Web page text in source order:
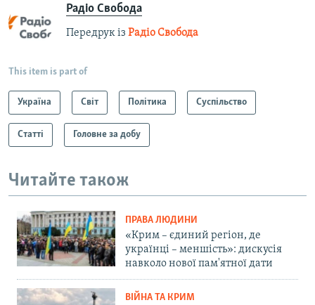
Радіо Свобода
Передрук із Радіо Свобода
This item is part of
Україна Світ Політика Суспільство
Статті Головне за добу
Читайте також
ПРАВА ЛЮДИНИ
«Крим – єдиний регіон, де
українці – меншість»: дискусія
навколо нової пам'ятної дати
ВІЙНА ТА КРИМ